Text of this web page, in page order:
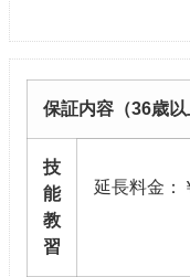
保証内容（36歳以
技
能
教
習
延長料金：